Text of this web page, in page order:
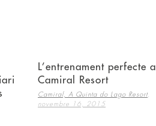
L’entrenament perfecte a
Camiral Resort
Camiral, A Quinta do Lago Resort,
novembre 16, 2015